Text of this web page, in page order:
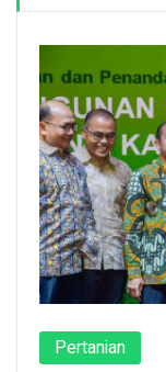
Pertanian